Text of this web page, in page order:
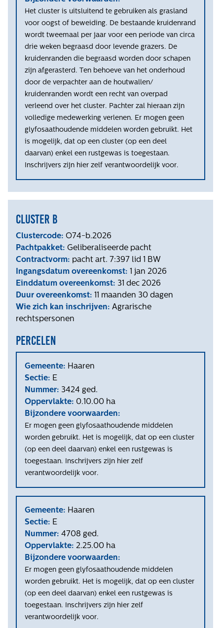
Het cluster is uitsluitend te gebruiken als grasland
voor oogst of beweiding. De bestaande kruidenrand
wordt tweemaal per jaar voor een periode van circa
drie weken begraasd door levende grazers. De
kruidenranden die begraasd worden door schapen
zijn afgerasterd. Ten behoeve van het onderhoud
door de verpachter aan de houtwallen/
kruidenranden wordt een recht van overpad
verleend over het cluster. Pachter zal hieraan zijn
volledige medewerking verlenen. Er mogen geen
glyfosaathoudende middelen worden gebruikt. Het
is mogelijk, dat op een cluster (op een deel
daarvan) enkel een rustgewas is toegestaan.
Inschrijvers zijn hier zelf verantwoordelijk voor.
Cluster b
Clustercode: O74-b.2026
Pachtpakket: Geliberaliseerde pacht
Contractvorm: pacht art. 7:397 lid 1 BW
Ingangsdatum overeenkomst: 1 jan 2026
Einddatum overeenkomst: 31 dec 2026
Duur overeenkomst: 11 maanden 30 dagen
Wie zich kan inschrijven: Agrarische
rechtspersonen
Percelen
Gemeente: Haaren
Sectie: E
Nummer: 3424 ged.
Oppervlakte: 0.10.00 ha
Bijzondere voorwaarden:
Er mogen geen glyfosaathoudende middelen
worden gebruikt. Het is mogelijk, dat op een cluster
(op een deel daarvan) enkel een rustgewas is
toegestaan. Inschrijvers zijn hier zelf
verantwoordelijk voor.
Gemeente: Haaren
Sectie: E
Nummer: 4708 ged.
Oppervlakte: 2.25.00 ha
Bijzondere voorwaarden:
Er mogen geen glyfosaathoudende middelen
worden gebruikt. Het is mogelijk, dat op een cluster
(op een deel daarvan) enkel een rustgewas is
toegestaan. Inschrijvers zijn hier zelf
verantwoordelijk voor.